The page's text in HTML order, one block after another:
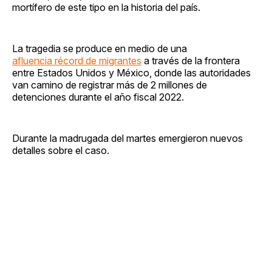
mortífero de este tipo en la historia del país.
La tragedia se produce en medio de una
afluencia récord de migrantes a través de la frontera
entre Estados Unidos y México, donde las autoridades
van camino de registrar más de 2 millones de
detenciones durante el año fiscal 2022.
Durante la madrugada del martes emergieron nuevos
detalles sobre el caso.